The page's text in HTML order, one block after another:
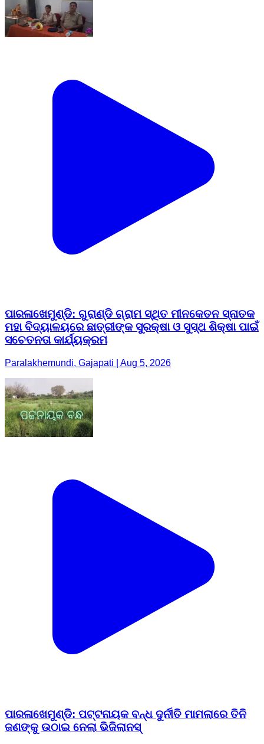
ପାରଳାଖେମୁଣ୍ଡି: ଗୁରାଣ୍ଡି ଗ୍ରାମ ସ୍ଥିତ ମୀନକେତନ ସ୍ନାତକ
ମହା ବିଦ୍ୟାଳୟରେ ଛାତ୍ରୀଙ୍କ ସୁରକ୍ଷା ଓ ସୁସ୍ଥ ଶିକ୍ଷା ପାଇଁ
ସଚେତନତା କାର୍ଯ୍ୟକ୍ରମ
Paralakhemundi, Gajapati | Aug 5, 2026
ପାରଳାଖେମୁଣ୍ଡି: ପଟ୍ଟନାୟକ ବନ୍ଧ ଦୁର୍ନୀତି ମାମଲାରେ ତିନି
ଜଣଙ୍କୁ ଉଠାଇ ନେଲା ଭିଜିଲାନସ୍